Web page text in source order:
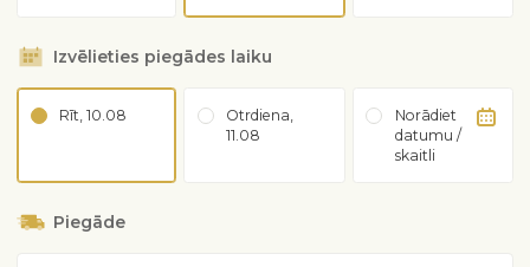
Izvēlieties piegādes laiku
Rīt, 10.08
Otrdiena,
11.08
Norādiet
datumu /
skaitli
Piegāde